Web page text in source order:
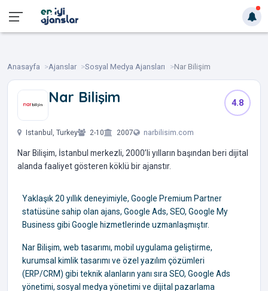
Anasayfa Ajanslar Sosyal Medya Ajansları Nar Bilişim
Nar Bilişim 4.8
Istanbul, Turkey 2-10 2007 narbilisim.com
Nar Bilişim, İstanbul merkezli, 2000’li yılların başından beri dijital
alanda faaliyet gösteren köklü bir ajanstır.
Yaklaşık 20 yıllık deneyimiyle, Google Premium Partner
statüsüne sahip olan ajans, Google Ads, SEO, Google My
Business gibi Google hizmetlerinde uzmanlaşmıştır.
Nar Bilişim, web tasarımı, mobil uygulama geliştirme,
kurumsal kimlik tasarımı ve özel yazılım çözümleri
(ERP/CRM) gibi teknik alanların yanı sıra SEO, Google Ads
yönetimi, sosyal medya yönetimi ve dijital pazarlama